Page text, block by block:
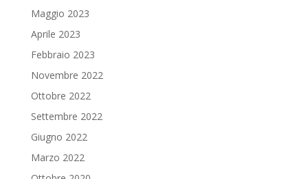
Maggio 2023
Aprile 2023
Febbraio 2023
Novembre 2022
Ottobre 2022
Settembre 2022
Giugno 2022
Marzo 2022